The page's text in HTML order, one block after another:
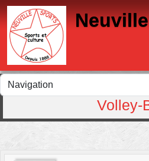
Volley-
Panneau de gestion des cookies